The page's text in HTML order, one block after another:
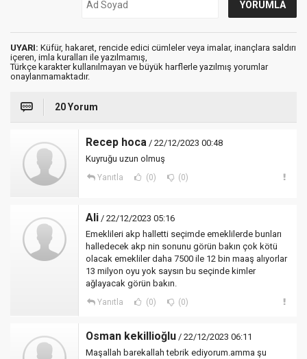
UYARI: Küfür, hakaret, rencide edici cümleler veya imalar, inançlara saldırı
içeren, imla kuralları ile yazılmamış,
Türkçe karakter kullanılmayan ve büyük harflerle yazılmış yorumlar
onaylanmamaktadır.
20 Yorum
Recep hoca / 22/12/2023 00:48
Kuyruğu uzun olmuş
Yanıtla (0) (0)
Ali / 22/12/2023 05:16
Emeklileri akp halletti seçimde emeklilerde bunları
halledecek akp nin sonunu görün bakın çok kötü
olacak emekliler daha 7500 ile 12 bin maaş alıyorlar
13 milyon oyu yok saysın bu seçinde kimler
ağlayacak görün bakın.
Yanıtla (0) (0)
Osman kekillioğlu / 22/12/2023 06:11
Maşallah barekallah tebrik ediyorum.amma şu